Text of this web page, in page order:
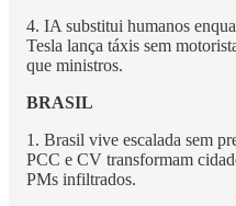
4. IA substitui humanos
Tesla lança táxis sem
que ministros.
BRASIL
1. Brasil vive escalada sem
PCC e CV transformam
PMs infiltrados.